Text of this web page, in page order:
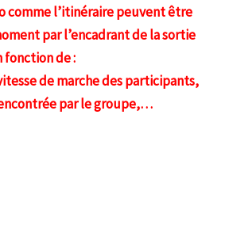
comme l’itinéraire peuvent être
par l’encadrant de la sortie
fonction de :
de marche des participants,
par le groupe,…